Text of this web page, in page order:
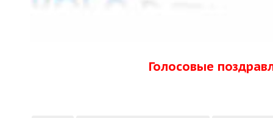
Голосовые